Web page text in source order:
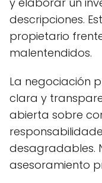
descripciones.
propietario
malentendidos.
La negociación
clara y
abierta sobre
desagradables.
asesoramiento